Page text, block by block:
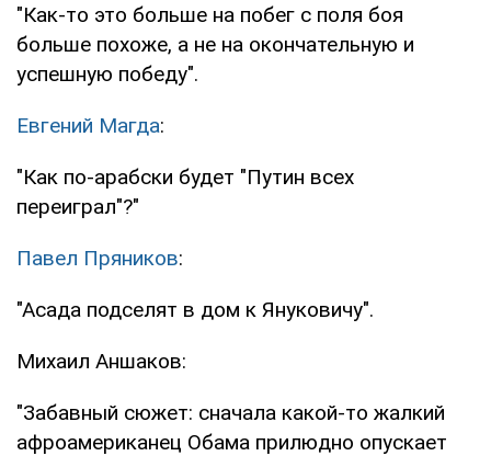
"Как-то это больше на побег с поля боя
больше похоже, а не на окончательную и
успешную победу".
Евгений Магда:
"Как по-арабски будет "Путин всех
переиграл"?"
Павел Пряников:
"Асада подселят в дом к Януковичу".
Михаил Аншаков:
"Забавный сюжет: сначала какой-то жалкий
афроамериканец Обама прилюдно опускает